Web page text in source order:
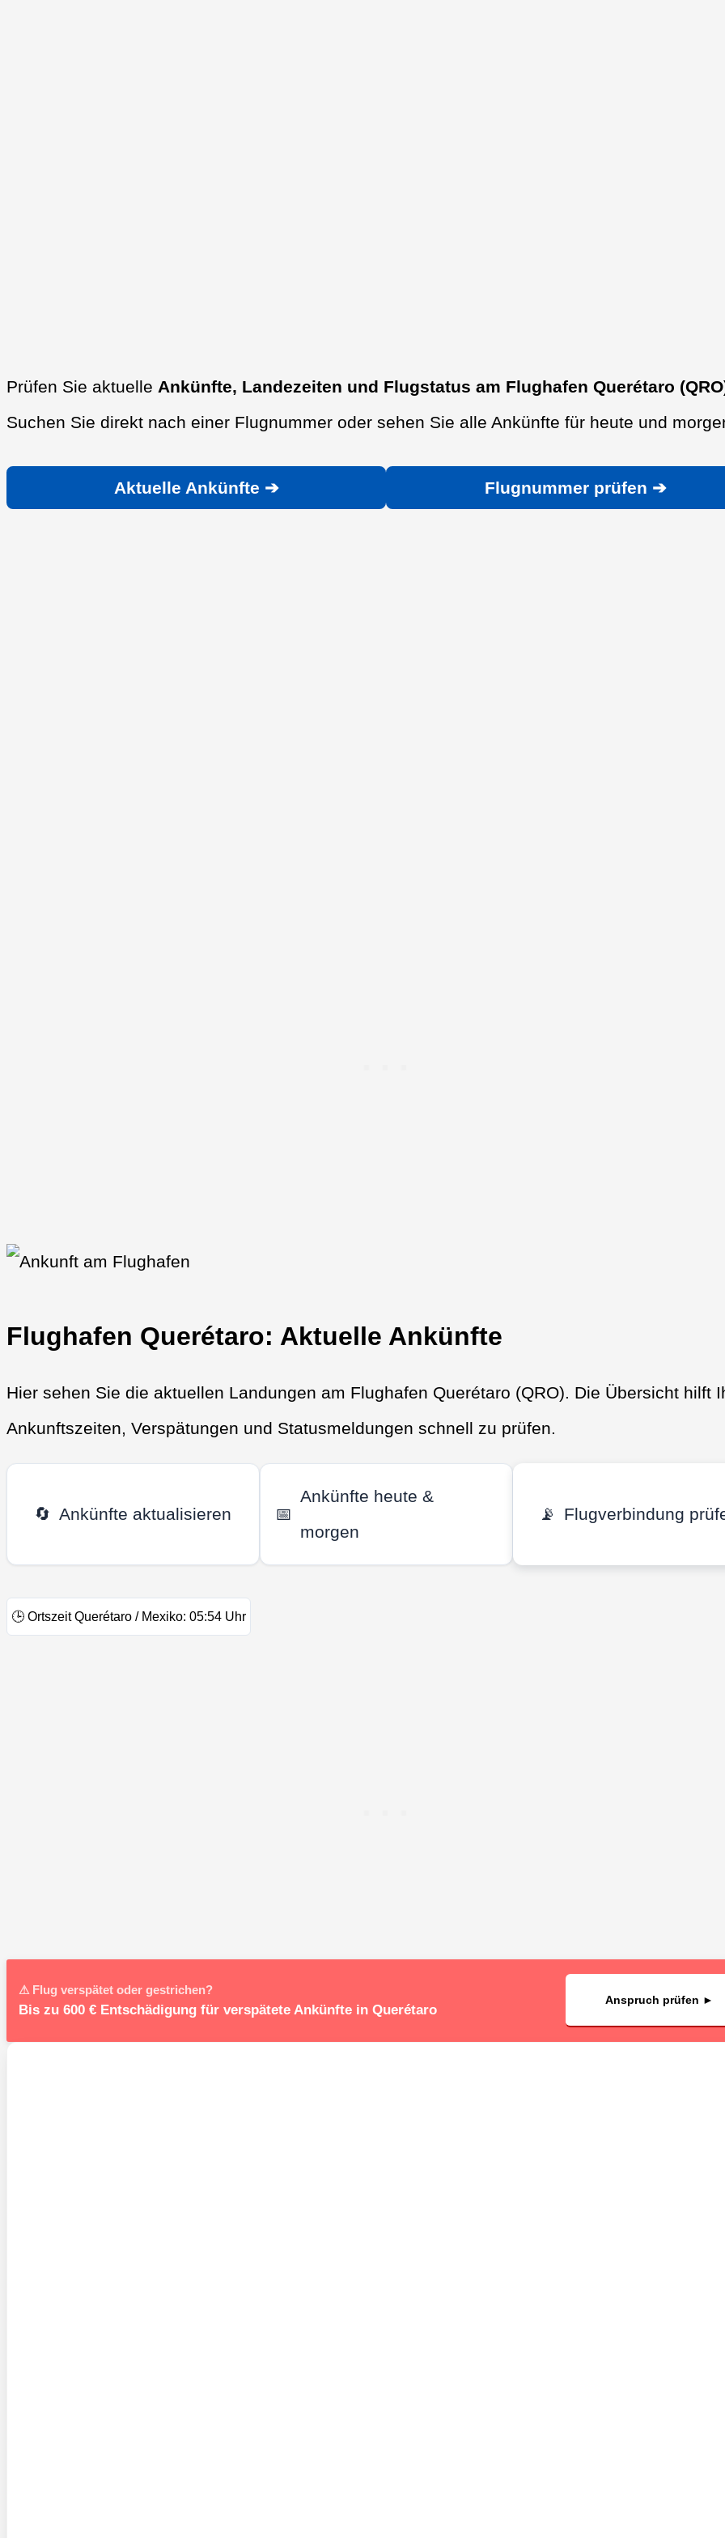
Prüfen Sie aktuelle Ankünfte, Landezeiten und Flugstatus am Flughafen Querétaro
Suchen Sie direkt nach einer Flugnummer oder sehen Sie alle Ankünfte für heute und
Aktuelle Ankünfte ➔ Flugnummer prüfen ➔
Flughafen Querétaro: Aktuelle Ankünfte
Hier sehen Sie die aktuellen Landungen am Flughafen Querétaro (QRO). Die Übersicht hilft
Ankunftszeiten, Verspätungen und Statusmeldungen schnell zu prüfen.
🔄 Ankünfte aktualisieren 📅
Ankünfte heute &
morgen
📡 Flugverbindung
🕒 Ortszeit Querétaro / Mexiko: 05:54 Uhr
⚠ Flug verspätet oder gestrichen?
Bis zu 600 € Entschädigung für verspätete Ankünfte in Querétaro
Anspruch prüfen ►